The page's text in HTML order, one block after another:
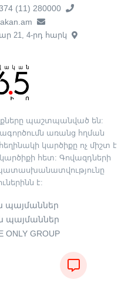
(11) 280000
21, 4-րդ հարկ
պաշտպանված են:
առանց հղման
կարծիքը ոչ միշտ է
հետ: Գովազդների
է:
պայմաններ
պայմաններ
ONLY GROUP